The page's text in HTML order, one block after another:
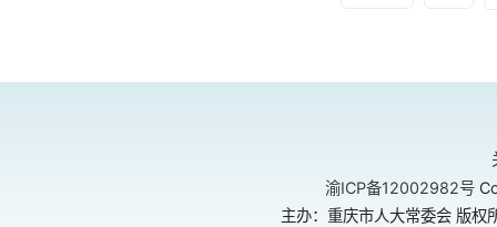
渝ICP备12002982号
主办：重庆市人大常委会 版